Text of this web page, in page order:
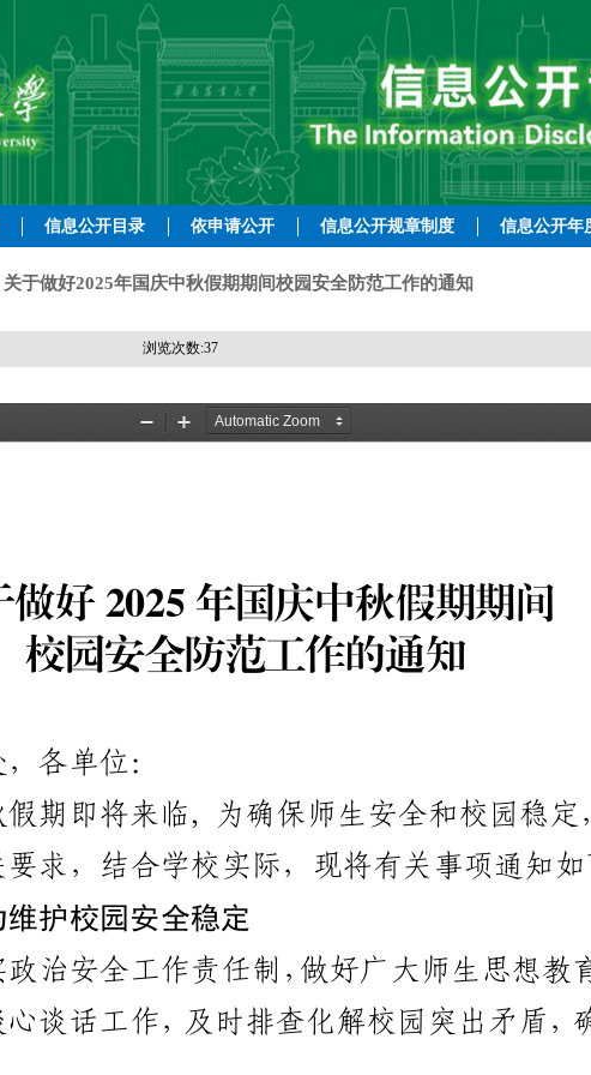
信息公开目录 依申请公开 信息公开规章制度 信息公开年
关于做好2025年国庆中秋假期期间校园安全防范工作的通知
浏览次数:37